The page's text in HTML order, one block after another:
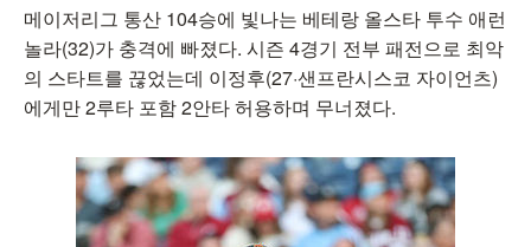
메이저리그 통산 104승에 빛나는 베테랑 올스타 투수 애런
놀라(32)가 충격에 빠졌다. 시즌 4경기 전부 패전으로 최악
의 스타트를 끊었는데 이정후(27·샌프란시스코 자이언츠)
에게만 2루타 포함 2안타 허용하며 무너졌다.